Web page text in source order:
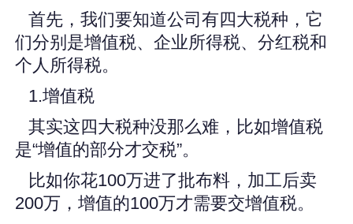
首先，我们要知道公司有四大税种，它
们分别是增值税、企业所得税、分红税和
个人所得税。
1.增值税
其实这四大税种没那么难，比如增值税
是“增值的部分才交税”。
比如你花100万进了批布料，加工后卖
200万，增值的100万才需要交增值税。